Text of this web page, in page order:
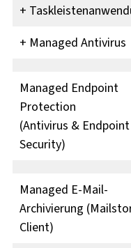
+
+ Managed Antivirus
Managed Endpoint
Protection
(Antivirus & Endpoint
Security)
Managed E-Mail-
Archivierung
Client)